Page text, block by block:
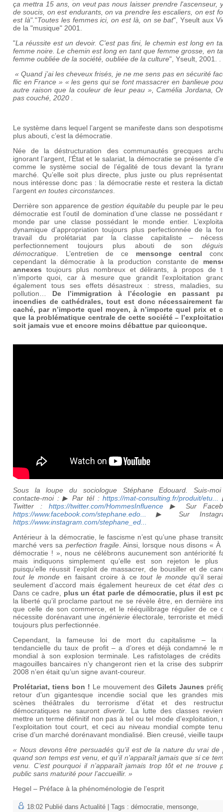
ça mettra 15 ans, on veut pas nous laisser prendre l'ascenseur,
de soucis, on est endurants, on va prendre les escaliers, on est
est là". "Toutes les femmes ici, on est là, on se bat", Yseult aux
de la "musique" 2001.
"La réussite est un devoir. C'est pas fini, le chemin est long en
femme noire. Le chemin est long en tant que femme grosse, en
femme oubliée de la société, oubliée de la culture", Yseult, 2001. .
« Quand j’ai les cheveux frisés, je ne me sens pas en sécurité
flic en France » « les gens qui se font massacrer en banlieue
autre raison que la couleur de leur peau », Camélia Jordana,
pas couché, 2020 .
Le système dans lequel l’argent se manifeste dans son
plus abouti, c’est la démocratie.
Née de la déstructuration des communautés grecques
ignorant l’argent, l’État et le salariat, la démocratie se présente
comme le système social de l’égalité de tous devant la
marché. Qu’elle soit plus directe, plus juste ou plus
nous intéresse donc pas : la démocratie reste et restera la
l’argent en toutes circonstances
Derrière son apparence degestion équitabledu peuple par le
démocratie est l’outil de domination d’une classe ne possédant
monde par une classe possédant le monde entier.
dynamique d’appropriation toujours plus perfectionnée de la
travail du prolétariat par la classe capitaliste –
perfectionnement toujours plus abouti de son
démocratique . L’entretien de ce mensonge central
cependant la démocratie à la production constante de
annexes toujours plus nombreux et délirants, à propos de
n’importe quoi, car à mesure que grandit l’exploitation
également tous ses effets désastreux : stress, maladies,
pollution… De l’immigration à l’écologie en passant
incendies de cathédrales, tout est donc nécessairement
caché, par n’importe quel moyen, à n’importe quel prix et
que la problématique centrale de cette société –
soit jamais vue et encore moins débattue par quiconque.
Sous la loupe du sociologue Stéphane Edouard.Suis-
contacte-moi : ▶ Par tél :https://mat-consulting.fr/produit/etu...
Twitter : https://twitter.com/HommesInfluence▶ Sur
https://www.facebook.com/stephane.edo...
▶ Sur
https://www.instagram.com/stephane_ed...
Antérieur à la démocratie, le fascisme n’est qu’une phase
marché vers sa perfection fragile . Ainsi, lorsque nous disons «
démocratie ! », nous ne célébrons aucunement son antériorité
mais indiquons simplement qu’elle est son rejeton le plus
puisqu’elle réussit l’exploit de massacrer, de bousiller et de
tout le monde en faisant croire à cetout le monde qu’il
seulement d’accord mais également heureux de cetétat des
Dans ce cadre, plus un état parle de démocratie, plus il est
la liberté qu’il proclame partout ne se révèle être, en dernière
que celle de son commerce, et le rééquilibrage régulier de ce
nécessite dorénavant une ingénierieélectorale, terroriste et
toujours plus perfectionnée.
Cependant, la fameuse loi de mort du capitalisme – la
tendancielle du taux de profit – a d’ores et déjà condamné le
mondial à son explosion terminale. Les rafistolages de
magouilles bancaires n’y changeront rien et la crise des
2008 n’en était qu’un signe avant-coureur.
Prolétariat, tiens bon ! Le mouvement des Gilets Jaunes
retour d’un gigantesque incendie social que les grandes
scènes théâtrales du terrorisme d’état et des
démocratiques ne sauront divertir . La lutte des classes
mettre un terme définitif non pas à tel ou tel mode d’exploitation,
l’exploitation tout court, et ceci au niveau mondial compte
crise d’un marché dorénavant mondialisé. Bien creusé, vieille
« Nous devons être persuadés qu’il est de la nature du vrai de
quand son temps est venu, et qu’il n’apparaît jamais que si ce
venu. C’est pourquoi il n’apparaît jamais trop tôt et ne trouve
public sans maturité pour l’accueillir. »
Hegel – Préface à la phénoménologie de l’esprit
18:02 Publié dans Actualité | Tags : démocratie mensonge